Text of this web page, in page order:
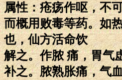
属性：疮疡作呕，不
而概用败毒等药。如
也，仙方活命饮
解之。作脓 痛，胃气
补之。脓熟胀痛，气